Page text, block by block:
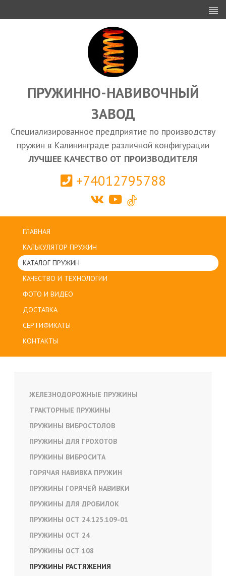
ИНВЕСТОРАМ
ПРОЕКТИРОВАНИЕ
ЭКСПОРТ
ЗАКУПКИ
КАЛЬКУЛЯТОР ПРУЖИН
Калининград
ПРУЖИННО-НАВИВОЧНЫЙ
ЗАВОД
Специализированное предприятие по производству
пружин в Калининграде различной конфигурации
ЛУЧШЕЕ КАЧЕСТВО ОТ ПРОИЗВОДИТЕЛЯ
+74012795788
ГЛАВНАЯ
КАЛЬКУЛЯТОР ПРУЖИН
КАТАЛОГ ПРУЖИН
КАЧЕСТВО И ТЕХНОЛОГИИ
ФОТО И ВИДЕО
ДОСТАВКА
СЕРТИФИКАТЫ
КОНТАКТЫ
ЖЕЛЕЗНОДОРОЖНЫЕ ПРУЖИНЫ
ТРАКТОРНЫЕ ПРУЖИНЫ
ПРУЖИНЫ ВИБРОСТОЛОВ
ПРУЖИНЫ ДЛЯ ГРОХОТОВ
ПРУЖИНЫ ВИБРОСИТА
ГОРЯЧАЯ НАВИВКА ПРУЖИН
ПРУЖИНЫ ГОРЯЧЕЙ НАВИВКИ
ПРУЖИНЫ ДЛЯ ДРОБИЛОК
ПРУЖИНЫ ОСТ 24.125.109-01
ПРУЖИНЫ ОСТ 24
ПРУЖИНЫ ОСТ 108
ПРУЖИНЫ РАСТЯЖЕНИЯ